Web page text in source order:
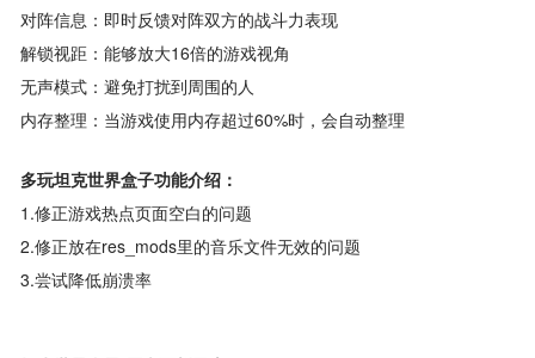
对阵信息：即时反馈对阵双方的战斗力表现
解锁视距：能够放大16倍的游戏视角
无声模式：避免打扰到周围的人
内存整理：当游戏使用内存超过60%时，会自动整理
多玩坦克世界盒子功能介绍：
1.修正游戏热点页面空白的问题
2.修正放在res_mods里的音乐文件无效的问题
3.尝试降低崩溃率